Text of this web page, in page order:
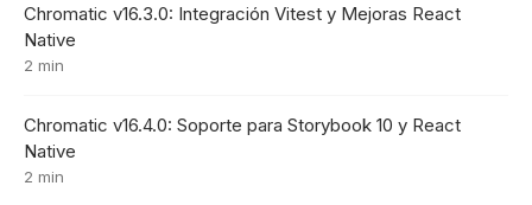
Chromatic v16.3.0: Integración Vitest y Mejoras React
Native
2 min
Chromatic v16.4.0: Soporte para Storybook 10 y React
Native
2 min